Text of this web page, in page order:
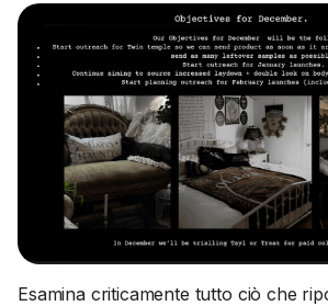
Esamina criticamente tutto ciò che